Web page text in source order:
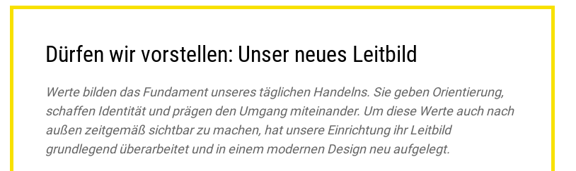
Dürfen wir vorstellen: Unser neues Leitbild
Werte bilden das Fundament unseres täglichen Handelns. Sie geben Orientierung,
schaffen Identität und prägen den Umgang miteinander. Um diese Werte auch nach
außen zeitgemäß sichtbar zu machen, hat unsere Einrichtung ihr Leitbild
grundlegend überarbeitet und in einem modernen Design neu aufgelegt.